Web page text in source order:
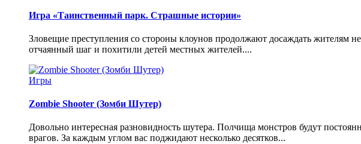
Игра «Таинственный парк. Страшные истории»
Зловещие преступления со стороны клоунов продолжают досаждать жителям
отчаянный шаг и похитили детей местных жителей....
Игры
Zombie Shooter (Зомби Шутер)
Довольно интересная разновидность шутера. Полчища монстров будут
врагов. За каждым углом вас поджидают несколько десятков...